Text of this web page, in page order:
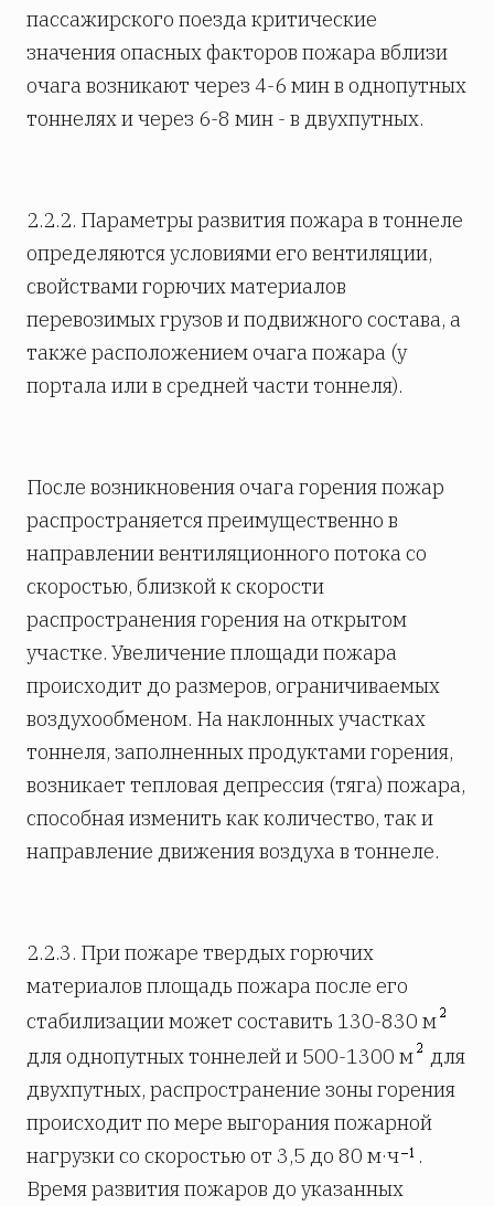
пассажирского поезда критические
значения опасных факторов пожара вблизи
очага возникают через 4-6 мин в однопутных
тоннелях и через 6-8 мин - в двухпутных.
2.2.2. Параметры развития пожара в тоннеле
определяются условиями его вентиляции,
свойствами горючих материалов
перевозимых грузов и подвижного состава, а
также расположением очага пожара (у
портала или в средней части тоннеля).
После возникновения очага горения пожар
распространяется преимущественно в
направлении вентиляционного потока со
скоростью, близкой к скорости
распространения горения на открытом
участке. Увеличение площади пожара
происходит до размеров, ограничиваемых
воздухообменом. На наклонных участках
тоннеля, заполненных продуктами горения,
возникает тепловая депрессия (тяга) пожара,
способная изменить как количество, так и
направление движения воздуха в тоннеле.
2.2.3. При пожаре твердых горючих
материалов площадь пожара после его
стабилизации может составить 130-830 м
для однопутных тоннелей и 500-1300 м
для
двухпутных, распространение зоны горения
происходит по мере выгорания пожарной
нагрузки со скоростью от 3,5 до 80 м·ч
.
Время развития пожаров до указанных